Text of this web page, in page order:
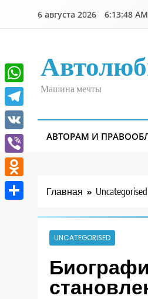
6 августа 2026 6:13:49 AM
Машина мечты
АВТОРАМ И
Главная Uncategorised
UNCATEGORISED
WhatsApp
Telegram
VK
Viber
Odnoklassniki